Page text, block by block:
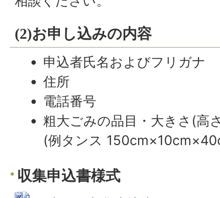
(2)お申し込みの内容
申込者氏名およびフリガナ
住所
電話番号
粗大ごみの品目・大きさ(高
(例タンス
収集申込書様式